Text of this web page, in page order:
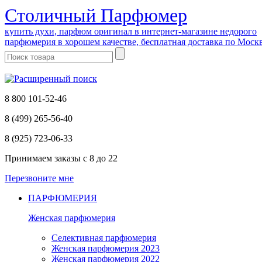
Cтоличный Парфюмер
купить духи, парфюм оригинал в интернет-магазине недорого
парфюмерия в хорошем качестве, бесплатная доставка по
8 800 101-52-46
8 (499) 265-56-40
8 (925) 723-06-33
Принимаем заказы с 8 до 22
Перезвоните мне
ПАРФЮМЕРИЯ
Женская парфюмерия
Селективная парфюмерия
Женская парфюмерия 2023
Женская парфюмерия 2022